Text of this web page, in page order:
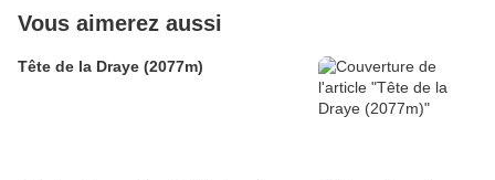
Vous aimerez aussi
Tête de la Draye (2077m)